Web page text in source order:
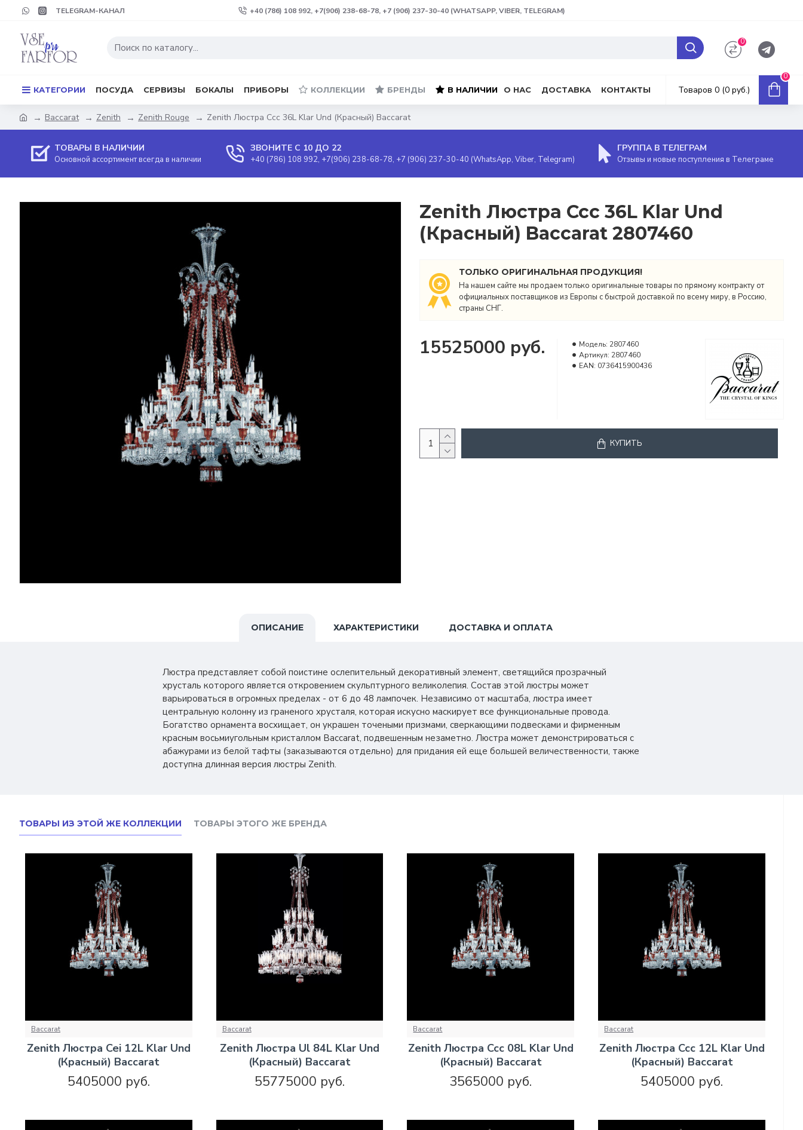
TELEGRAM-КАНАЛ +40 (786) 108 992, +7(906) 238-68-78, +7 (906) 237-30-40 (WHATSAPP, VIBER, TELEGRAM)
0
КАТЕГОРИИ ПОСУДА СЕРВИЗЫ БОКАЛЫ ПРИБОРЫ КОЛЛЕКЦИИ БРЕНДЫ В НАЛИЧИИ О НАС ДОСТАВКА КОНТАКТЫ Товаров 0 (0 руб.)
0
Baccarat Zenith Zenith Rouge Zenith Люстра Ccc 36L Klar Und (Красный) Baccarat
ТОВАРЫ В НАЛИЧИИ
Основной ассортимент всегда в наличии
ЗВОНИТЕ С 10 ДО 22
+40 (786) 108 992, +7(906) 238-68-78, +7 (906) 237-30-40 (WhatsApp, Viber, Telegram)
ГРУППА В ТЕЛЕГРАМ
Отзывы и новые поступления в Телеграме
Zenith Люстра Ccc 36L Klar Und
(Красный) Baccarat 2807460
ТОЛЬКО ОРИГИНАЛЬНАЯ ПРОДУКЦИЯ!
На нашем сайте мы продаем только оригинальные товары по прямому контракту от
официальных поставщиков из Европы с быстрой доставкой по всему миру, в Россию,
страны СНГ.
15525000 руб. Модель: 2807460
Артикул: 2807460
EAN: 0736415900436
КУПИТЬ
ОПИСАНИЕ ХАРАКТЕРИСТИКИ ДОСТАВКА И ОПЛАТА
Люстра представляет собой поистине ослепительный декоративный элемент, светящийся прозрачный
хрусталь которого является откровением скульптурного великолепия. Состав этой люстры может
варьироваться в огромных пределах - от 6 до 48 лампочек. Независимо от масштаба, люстра имеет
центральную колонну из граненого хрусталя, которая искусно маскирует все функциональные провода.
Богатство орнамента восхищает, он украшен точеными призмами, сверкающими подвесками и фирменным
красным восьмиугольным кристаллом Baccarat, подвешенным незаметно. Люстра может демонстрироваться с
абажурами из белой тафты (заказываются отдельно) для придания ей еще большей величественности, также
доступна длинная версия люстры Zenith.
ТОВАРЫ ИЗ ЭТОЙ ЖЕ КОЛЛЕКЦИИ ТОВАРЫ ЭТОГО ЖЕ БРЕНДА
Baccarat
Zenith Люстра Cei 12L Klar Und
(Красный) Baccarat
5405000 руб.
Baccarat
Zenith Люстра Ul 84L Klar Und
(Красный) Baccarat
55775000 руб.
Baccarat
Zenith Люстра Ccc 08L Klar Und
(Красный) Baccarat
3565000 руб.
Baccarat
Zenith Люстра Ccc 12L Klar Und
(Красный) Baccarat
5405000 руб.